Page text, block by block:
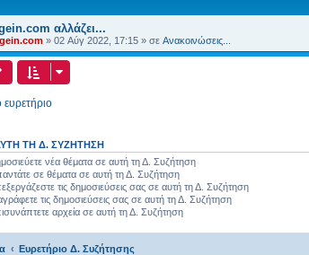
αλλάζει...
» 02 Αύγ 2022, 17:15 » σε Ανακοινώσεις...
ΤΗ Δ. ΣΥΖΉΤΗΣΗ
νέα θέματα σε αυτή τη Δ. Συζήτηση
σε θέματα σε αυτή τη Δ. Συζήτηση
τις δημοσιεύσεις σας σε αυτή τη Δ. Συζήτηση
τις δημοσιεύσεις σας σε αυτή τη Δ. Συζήτηση
αρχεία σε αυτή τη Δ. Συζήτηση
Ευρετήριο Δ. Συζήτησης